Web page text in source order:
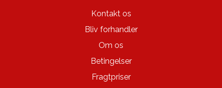
Kontakt os
Bliv forhandler
Om os
Betingelser
Fragtpriser